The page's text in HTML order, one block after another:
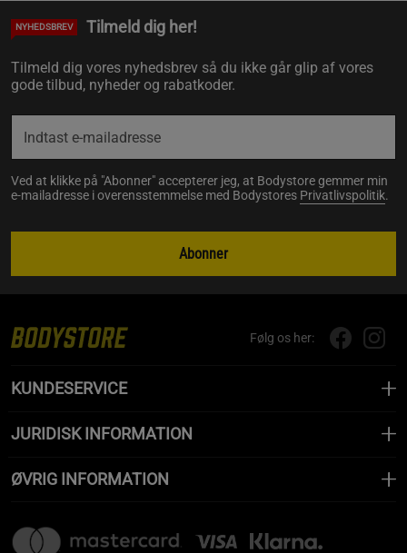
NYHEDSBREV Tilmeld dig her!
Tilmeld dig vores nyhedsbrev så du ikke går glip af vores
gode tilbud, nyheder og rabatkoder.
Ved at klikke på "Abonner" accepterer jeg, at Bodystore gemmer min
e-mailadresse i overensstemmelse med Bodystores Privatlivspolitik.
Abonner
Følg os her:
KUNDESERVICE
JURIDISK INFORMATION
ØVRIG INFORMATION